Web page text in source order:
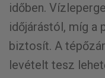
időben.
időjárástól, míg a
biztosít. A
levételt tesz